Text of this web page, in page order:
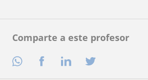
Comparte a este profesor